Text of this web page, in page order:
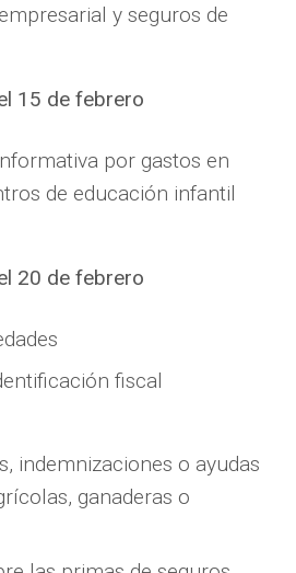
y seguros de
15 de febrero
por gastos en
de educación infantil
20 de febrero
fiscal
indemnizaciones o ayudas
ganaderas o